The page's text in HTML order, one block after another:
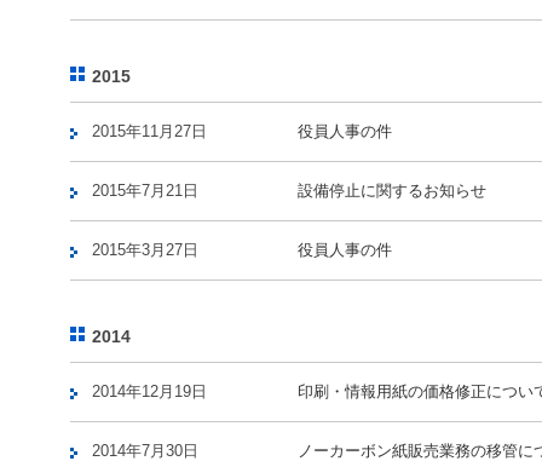
2015
2015年11月27日 役員人事の件
2015年7月21日 設備停止に関するお知らせ
2015年3月27日 役員人事の件
2014
2014年12月19日 印刷・情報用紙の価格修正につい
2014年7月30日 ノーカーボン紙販売業務の移管に